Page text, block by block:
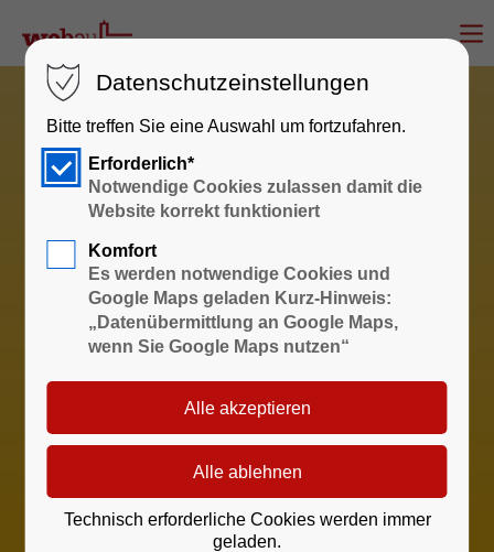
Sprechzeiten
Wohnungswirtschaft und
Vermietung
Datenschutzeinstellungen
Bitte treffen Sie eine Auswahl um fortzufahren.
Erforderlich*
Notwendige Cookies zulassen damit die
Website korrekt funktioniert
Komfort
Es werden notwendige Cookies und
Google Maps geladen Kurz-Hinweis:
„Datenübermittlung an Google Maps,
wenn Sie Google Maps nutzen“
Technisch erforderliche Cookies werden immer
geladen.